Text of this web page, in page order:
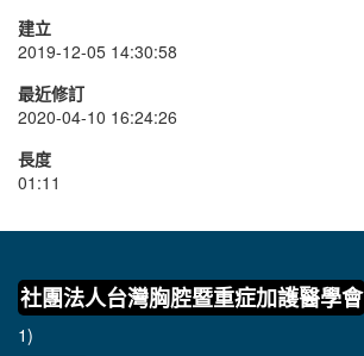
建立
2019-12-05 14:30:58
最近修訂
2020-04-10 16:24:26
長度
01:11
社團法人台灣胸腔暨重症加護醫學會
1)